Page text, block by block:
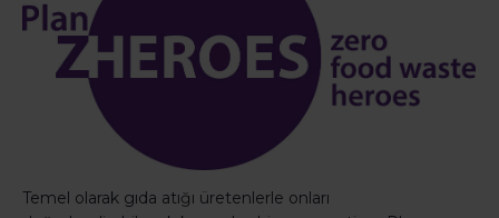
Temel olarak gıda atığı üretenlerle onları